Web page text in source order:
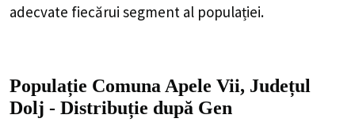
adecvate fiecărui segment al populației.
Populație Comuna Apele Vii, Județul
Dolj - Distribuție după Gen